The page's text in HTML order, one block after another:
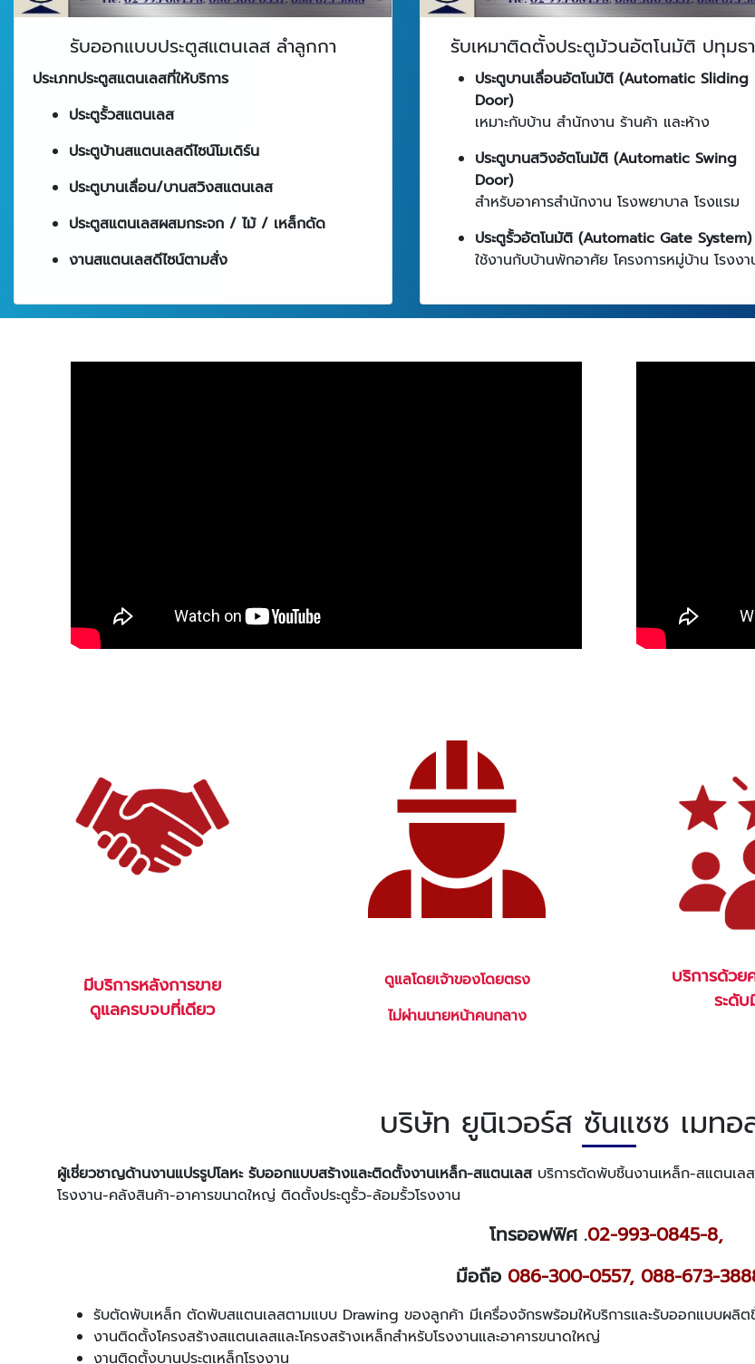
รับออกแบบประตูสแตนเลส ลำลูกกา
ประเภทประตูสแตนเลสที่ให้บริการ
ประตูรั้วสแตนเลส
ประตูบ้านสแตนเลสดีไซน์โมเดิร์น
ประตูบานเลื่อน/บานสวิงสแตนเลส
ประตูสแตนเลสผสมกระจก / ไม้ / เหล็กดัด
งานสแตนเลสดีไซน์ตามสั่ง
รับเหมาติดตั้งประตูม้วนอัตโนมัติ ปทุมธ
ประตูบานเลื่อนอัตโนมัติ (Automatic Sliding
Door)
เหมาะกับบ้าน สำนักงาน ร้านค้า และห้าง
ประตูบานสวิงอัตโนมัติ (Automatic Swing
Door)
สำหรับอาคารสำนักงาน โรงพยาบาล โรงแรม
ประตูรั้วอัตโนมัติ (Automatic Gate System)
ใช้งานกับบ้านพักอาศัย โครงการหมู่บ้าน โรงงา
มีบริการหลังการขาย
ดูแลครบจบที่เดียว
ดูแลโดยเจ้าของโดยตรง
ไม่ผ่านนายหน้าคนกลาง
บริการด้วย
ระดั
บริษัท ยูนิเวอร์ส ซันแซซ เมทอ
ผู้เชี่ยวชาญด้านงานแปรรูปโลหะ รับออกแบบสร้างและติดตั้งงานเหล็ก-สแตนเลสบริการตัดพับชิ้นงานเหล็ก-สแตนเล
โรงงาน-คลังสินค้า-อาคารขนาดใหญ่ ติดตั้งประตูรั้ว-ล้อมรั้วโรงงาน
โทรออฟฟิศ .02-993-0845-8,
มือถือ 086-300-0557, 088-673-
รับตัดพับเหล็ก ตัดพับสแตนเลสตามแบบ Drawing ของลูกค้า มีเครื่องจักรพร้อมให้บริการและรับออกแบบผลิ
งานติดตั้งโครงสร้างสแตนเลสและโครงสร้างเหล็กสำหรับโรงงานและอาคารขนาดใหญ่
งานติดตั้งบานประตูเหล็กโรงงาน